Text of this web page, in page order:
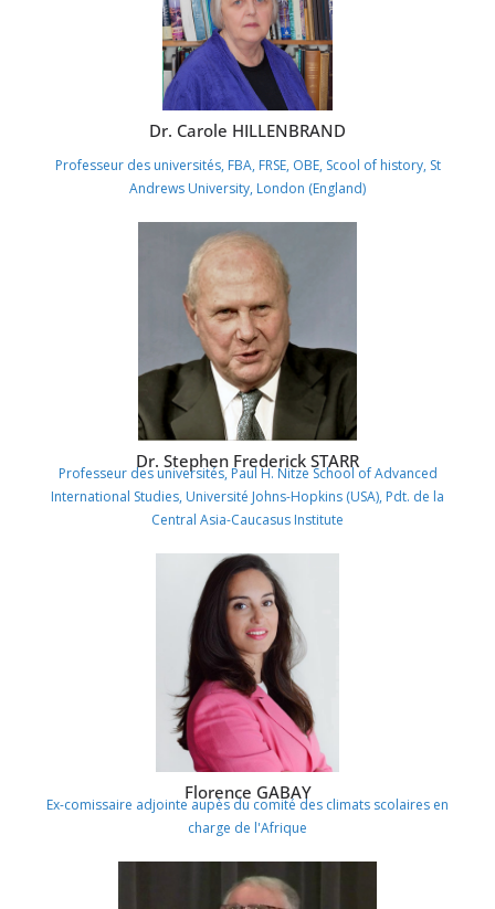
Dr. Carole HILLENBRAND
Professeur des universités, FBA, FRSE, OBE, Scool of history, St
Andrews University, London (England)
Dr. Stephen Frederick STARR
Professeur des universités, Paul H. Nitze School of Advanced
International Studies, Université Johns-Hopkins (USA), Pdt. de la
Central Asia-Caucasus Institute
Florence GABAY
Ex-comissaire adjointe aupès du comité des climats scolaires en
charge de l'Afrique